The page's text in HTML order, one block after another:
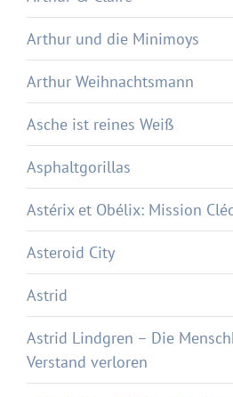
Arthur und die Minimoys
Arthur Weihnachtsmann
Asche ist reines Weiß
Asphaltgorillas
Astérix et Obélix: Mission
Asteroid City
Astrid
Astrid Lindgren – Die
Verstand verloren